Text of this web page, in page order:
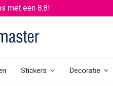
met een 8.8!
Stickers Decoratie